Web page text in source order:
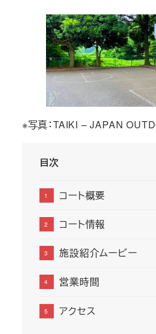
※写真：TAIKI – JAPAN
目次
コート概要
コート情報
施設紹介ムービー
営業時間
アクセス